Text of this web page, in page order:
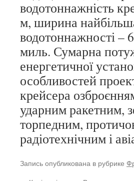
водотоннажність
м, ширина
водотоннажності –
миль. Сумарна
енергетичної
особливостей
крейсера
ударним ракетним,
торпедним,
радіотехнічним і
Запись опубликована в рубрике